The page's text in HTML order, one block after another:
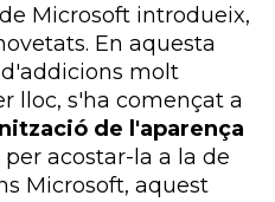
Microsoft introdueix,
En aquesta
molt
lloc, s'ha començat a
de l'aparença
per acostar-la a la de
Microsoft, aquest